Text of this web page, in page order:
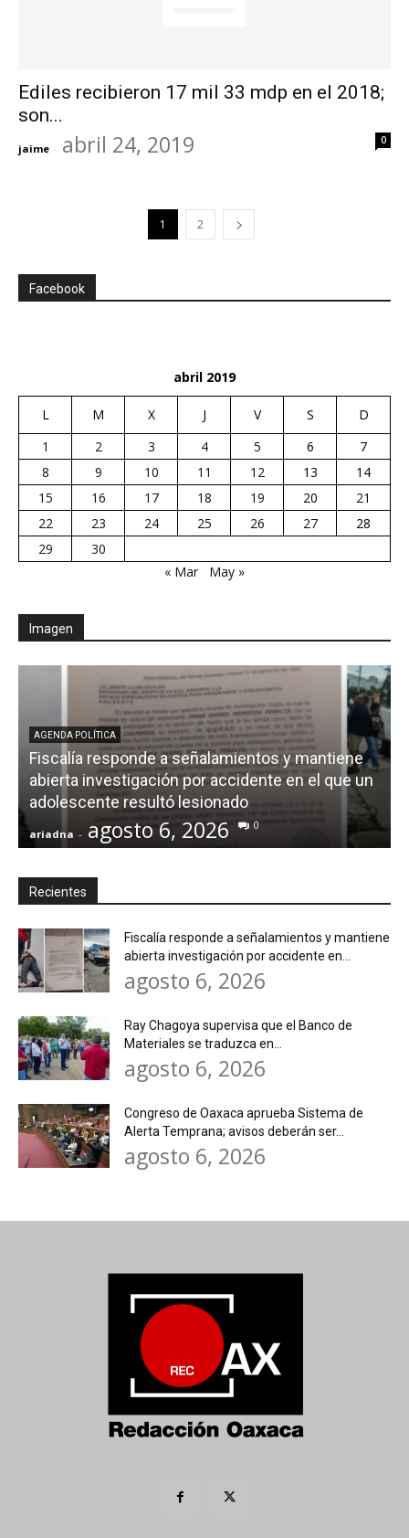
Ediles recibieron 17 mil 33 mdp en el 2018;
son...
jaime - abril 24, 2019 0
1 2
Facebook
abril 2019
L M X J V S
D
1
2 3 4 5 6
7
8
9 10 11 12 13
14
15
16 17 18 19 20
21
22
23 24 25 26 27
28
29
30
« Mar
May »
Imagen
AGENDA POLÍTICA
Fiscalía responde a señalamientos y mantiene
abierta investigación por accidente en el que un
adolescente resultó lesionado
ariadna - agosto 6, 2026 0
Recientes
Fiscalía responde a señalamientos y mantiene
abierta investigación por accidente en...
agosto 6, 2026
Ray Chagoya supervisa que el Banco de
Materiales se traduzca en...
agosto 6, 2026
Congreso de Oaxaca aprueba Sistema de
Alerta Temprana; avisos deberán ser...
agosto 6, 2026